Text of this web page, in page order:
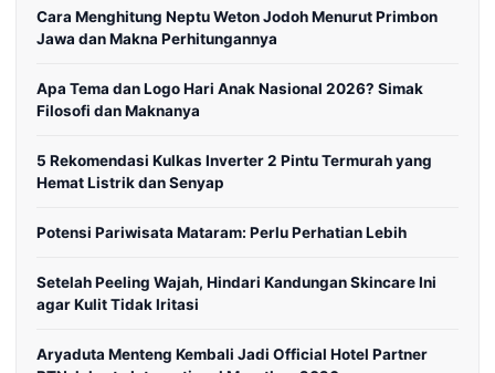
Cara Menghitung Neptu Weton Jodoh Menurut Primbon
Jawa dan Makna Perhitungannya
Apa Tema dan Logo Hari Anak Nasional 2026? Simak
Filosofi dan Maknanya
5 Rekomendasi Kulkas Inverter 2 Pintu Termurah yang
Hemat Listrik dan Senyap
Potensi Pariwisata Mataram: Perlu Perhatian Lebih
Setelah Peeling Wajah, Hindari Kandungan Skincare Ini
agar Kulit Tidak Iritasi
Aryaduta Menteng Kembali Jadi Official Hotel Partner